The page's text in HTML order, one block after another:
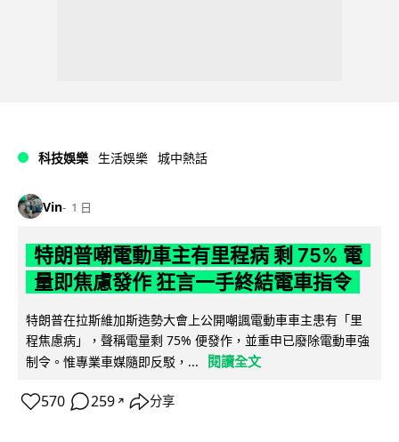
科技娛樂 生活娛樂 城中熱話
Vin 1 日
特朗普嘲電動車主有里程病 剩 75% 電
量即焦慮發作 狂言一手終結電車指令
特朗普在拉斯維加斯造勢大會上公開嘲諷電動車車主患有「里
程焦慮病」，聲稱電量剩 75% 便發作，並重申已廢除電動車強
制令。惟專業車媒隨即反駁，...
閱讀全文
570 259 ↗ 分享